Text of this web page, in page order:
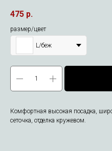
475 р.
размер/цвет
L/беж
Комфортная высокая посадка,
сеточка, отделка кружевом.